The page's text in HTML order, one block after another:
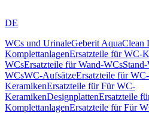
DE
WCs und UrinaleGeberit AquaClean
KomplettanlagenErsatzteile für WC-
WCsErsatzteile für Wand-WCs
WCsWC-AufsätzeErsatzteile für
KeramikenErsatzteile für Für WC-
KeramikenDesignplattenErsatzteile
KomplettanlagenErsatzteile für Für